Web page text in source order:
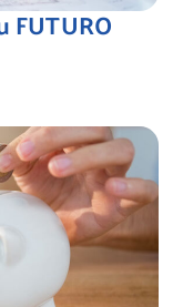
FUTURO